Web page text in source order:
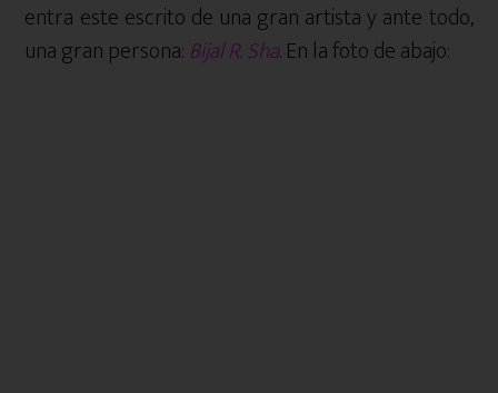
entra este escrito de una gran artista y ante todo,
una gran persona: Bijal R. Sha. En la foto de abajo: